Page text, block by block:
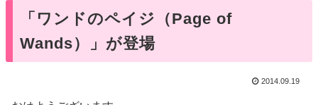
「ワンドのペイジ（Page of
Wands）」が登場
2014.09.19